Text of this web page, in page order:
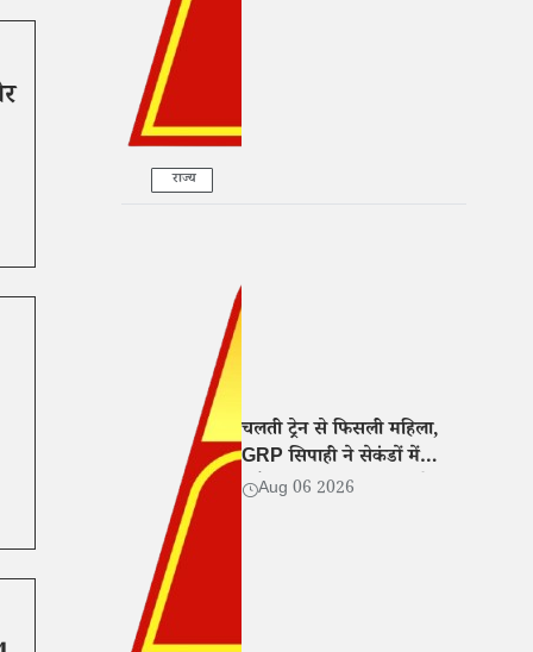
राज्य
चलती ट्रेन से फिसली महिला,
GRP सिपाही ने सेकंडों में
खींचकर बचाई जान, वीडियो
Aug 06 2026